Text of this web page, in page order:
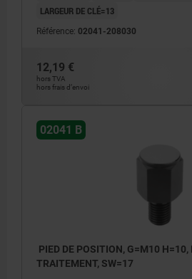
LARGEUR DE CLÉ=13
Référence: 02041-208030
12,19 €
hors TVA
hors frais d’envoi
02041 B
PIED DE POSITION, G=M10 H=10,
TRAITEMENT, SW=17